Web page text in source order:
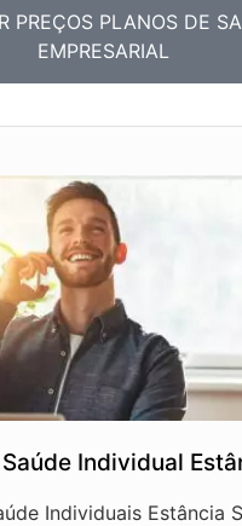
PREÇOS PLANOS DE
EMPRESARIAL
Individual
Individuais Estância